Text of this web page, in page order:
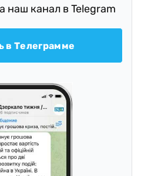
наш канал в Telegram
в Телеграмме